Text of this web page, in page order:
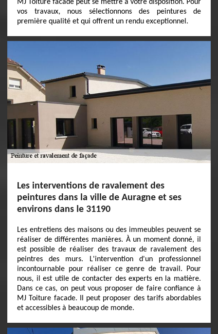
MJ Toiture facade peut se mettre à votre disposition. Pour
vos travaux, nous sélectionnons des peintures de
première qualité et qui offrent un rendu exceptionnel.
Les interventions de ravalement des
peintures dans la ville de Auragne et ses
environs dans le 31190
Les entretiens des maisons ou des immeubles peuvent se
réaliser de différentes manières. À un moment donné, il
est possible de réaliser des travaux de ravalement des
peintres des murs. L'intervention d'un professionnel
incontournable pour réaliser ce genre de travail. Pour
nous, il est utile de contacter des experts en la matière.
Dans ce cas, on peut vous proposer de faire confiance à
MJ Toiture facade. Il peut proposer des tarifs abordables
et accessibles à beaucoup de monde.